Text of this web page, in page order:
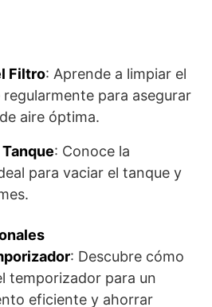
Filtro: Aprende a limpiar el
para asegurar
aire óptima.
: Conoce la
para vaciar el tanque y
: Descubre cómo
temporizador para un
eficiente y ahorrar